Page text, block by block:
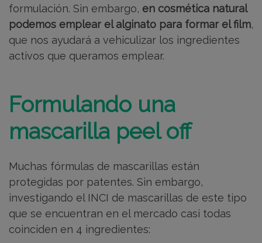
formulación. Sin embargo, en cosmética natural
podemos emplear el alginato para formar el film,
que nos ayudará a vehiculizar los ingredientes
activos que queramos emplear.
Formulando una
mascarilla peel off
Muchas fórmulas de mascarillas están
protegidas por patentes. Sin embargo,
investigando el INCI de mascarillas de este tipo
que se encuentran en el mercado casi todas
coinciden en 4 ingredientes: